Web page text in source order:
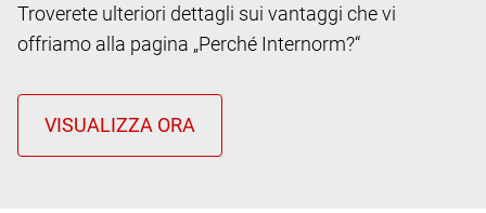
Troverete ulteriori dettagli sui vantaggi che vi
offriamo alla pagina „Perché Internorm?“